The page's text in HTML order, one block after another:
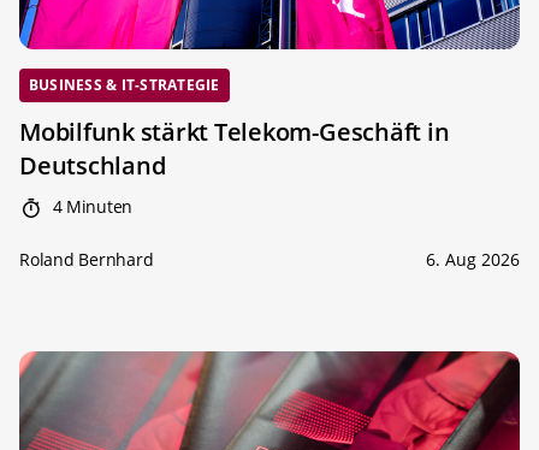
BUSINESS & IT-STRATEGIE
Mobilfunk stärkt Telekom-Geschäft in
Deutschland
4 Minuten
Roland Bernhard 6. Aug 2026